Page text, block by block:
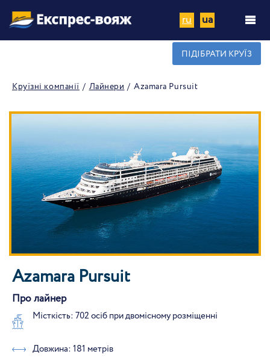
ru ua
ПІДІБРАТИ КРУЇЗ
Круїзні компанії Лайнери Azamara Pursuit
Azamara Pursuit
Про лайнер
Місткість: 702 осіб при двомісному розміщенні
Довжина: 181 метрів